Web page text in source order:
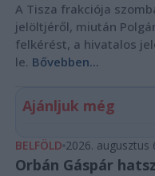
A Tisza frakciója
jelöltjéről, miután
felkérést, a hivatalos
le. Bővebben...
Ajánljuk még
BELFÖLD 2026. augusztus
Orbán Gáspár